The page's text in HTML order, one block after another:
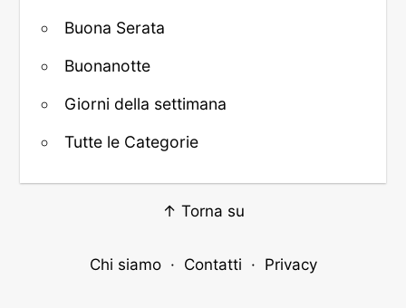
Buona Serata
Buonanotte
Giorni della settimana
Tutte le Categorie
↑ Torna su
Chi siamo· Contatti · Privacy